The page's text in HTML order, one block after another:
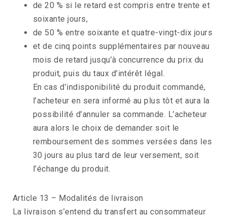
de 20 % si le retard est compris entre trente et
soixante jours,
de 50 % entre soixante et quatre-vingt-dix jours
et de cinq points supplémentaires par nouveau
mois de retard jusqu’à concurrence du prix du
produit, puis du taux d’intérêt légal.
En cas d’indisponibilité du produit commandé,
l’acheteur en sera informé au plus tôt et aura la
possibilité d’annuler sa commande. L’acheteur
aura alors le choix de demander soit le
remboursement des sommes versées dans les
30 jours au plus tard de leur versement, soit
l’échange du produit.
Article 13 – Modalités de livraison
La livraison s’entend du transfert au consommateur